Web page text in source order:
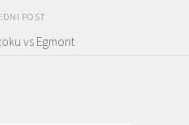
POST
vs Egmont